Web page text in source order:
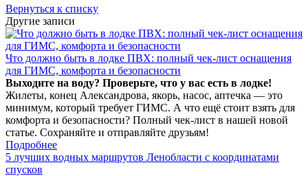
Вернуться к списку
Другие записи
Что должно быть в лодке ПВХ: полный чек-лист оснащения
для ГИМС, комфорта и безопасности
Выходите на воду? Проверьте, что у вас есть в лодке!
Жилеты, конец Александрова, якорь, насос, аптечка — это
минимум, который требует ГИМС. А что ещё стоит взять для
комфорта и безопасности? Полный чек-лист в нашей новой
статье. Сохраняйте и отправляйте друзьям!
Подробнее
5 лучших водных маршрутов Ленобласти с координатами
спусков